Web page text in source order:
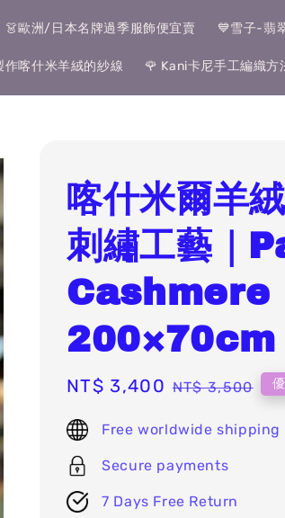
👗歐洲/日本名牌過季服飾便宜賣 💙雪子-翡
作喀什米羊絨的紗線 🌹 Kani卡尼手工編織方
喀什米爾羊
刺繡工藝｜
Cashmere
200×70cm
Sale
NT$ 3,400 Regular
NT$ 3,500
Free worldwide shipping
Secure payments
7 Days Free Return